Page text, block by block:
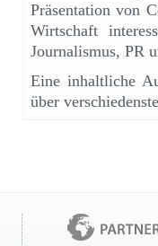
Präsentation von
Wirtschaft
Journalismus, PR
Eine inhaltliche
über